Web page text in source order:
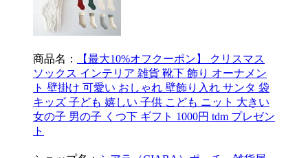
商品名：
【最大10%オフクーポン】 クリスマス
ソックス インテリア 雑貨 靴下 飾り オーナメン
ト 壁掛け 可愛い おしゃれ 壁飾り入れ サンタ 袋
キッズ 子ども 嬉しい 子供 こども ニット 大きい
女の子 男の子 くつ下 ギフト 1000円 tdm プレゼン
ト